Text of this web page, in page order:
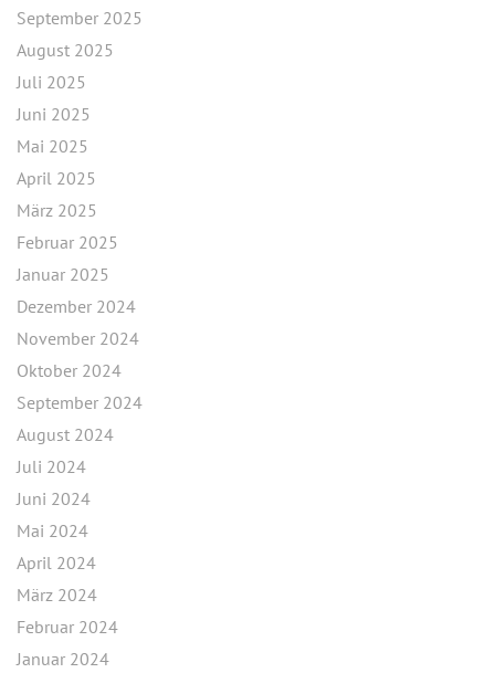
September 2025
August 2025
Juli 2025
Juni 2025
Mai 2025
April 2025
März 2025
Februar 2025
Januar 2025
Dezember 2024
November 2024
Oktober 2024
September 2024
August 2024
Juli 2024
Juni 2024
Mai 2024
April 2024
März 2024
Februar 2024
Januar 2024